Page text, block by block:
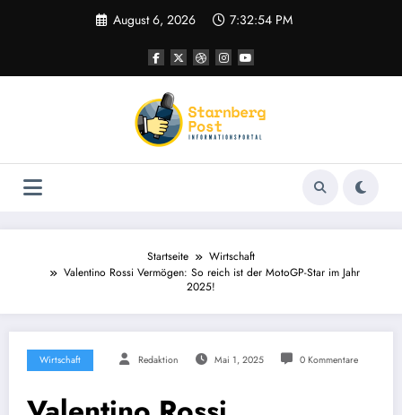
August 6, 2026 7:32:55 PM
Startseite
Wirtschaft
Valentino Rossi Vermögen: So reich ist der MotoGP-Star im Jahr
2025!
Wirtschaft Redaktion Mai 1, 2025 0 Kommentare